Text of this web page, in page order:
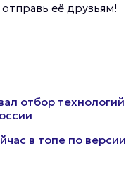
её друзьям!
отбор технологий
в топе по версии